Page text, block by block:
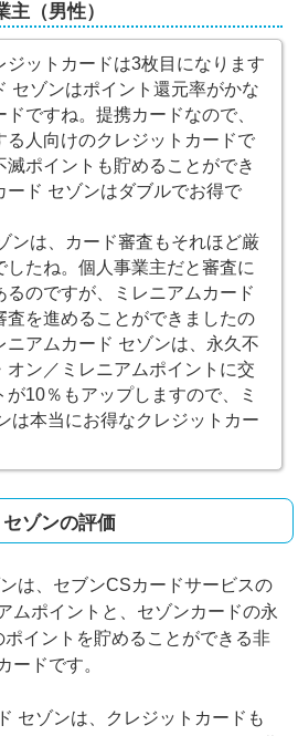
（男性）
ジットカードは3枚目になります
セゾンはポイント還元率がかな
ですね。提携カードなので、
る人向けのクレジットカードで
ポイントも貯めることができ
ード セゾンはダブルでお得で
ンは、カード審査もそれほど厳
したね。個人事業主だと審査に
るのですが、ミレニアムカード
査を進めることができましたの
ニアムカード セゾンは、永久不
オン／ミレニアムポイントに交
10％もアップしますので、ミ
は本当にお得なクレジットカー
ゾンの評価
は、セブンCSカードサービスの
ムポイントと、セゾンカードの永
イントを貯めることができる非
ードです。
セゾンは、クレジットカードも